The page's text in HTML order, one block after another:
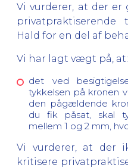
Vi vurderer, at der
Hald for en del af
Vi har lagt vægt på, at:
det ved
tykkelsen på kronen
den pågældende
du fik påsat, skal
mellem 1 og 2 mm,
Vi vurderer, at der
kritisere